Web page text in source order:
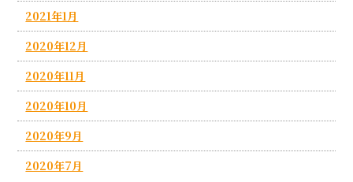
2021年1月
2020年12月
2020年11月
2020年10月
2020年9月
2020年7月